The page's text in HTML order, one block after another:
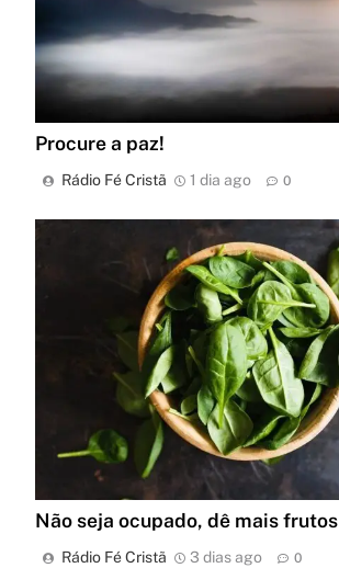
Procure a paz!
Rádio Fé Cristã 1 dia ago 0
Não seja ocupado, dê mais frutos
Rádio Fé Cristã 3 dias ago 0